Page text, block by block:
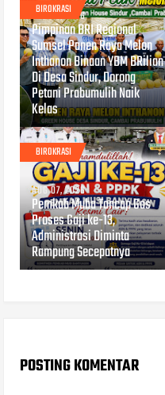
BIROKRASI
AUG 07, 2026
Pimpinan BRI Regional
Sumsel Panen Raya Melon
Inthanon Binaan YBM BRilian
Di Desa Sindur, Dorong
Petani Prabumulih Naik
Kelas
BIROKRASI
AUG 07, 2026
Pemkab Muba Tancap Gas
Proses Gaji ke-13,
Administrasi Diminta
Rampung Secepatnya
POSTING KOMENTAR